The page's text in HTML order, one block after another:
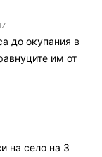
до окупания в
им от
на село на 3